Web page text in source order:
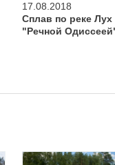
17.08.2018
Сплав по реке Лух
"Речной